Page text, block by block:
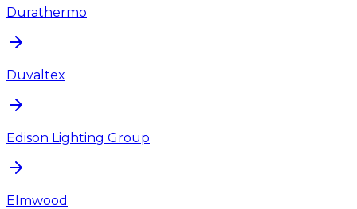
Durathermo
Duvaltex
Edison Lighting Group
Elmwood